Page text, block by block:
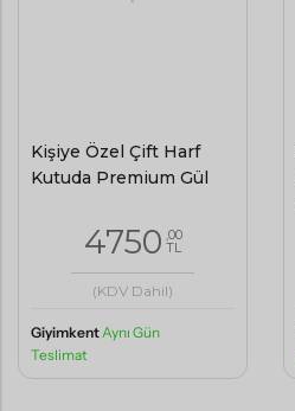
Kişiye Özel Çift Harf
Kutuda Premium Gül
4750 ,00
TL
(KDV Dahil)
GiyimkentAynı Gün
Teslimat